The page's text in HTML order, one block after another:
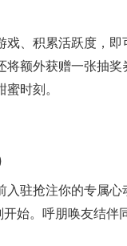
、积累活跃度，
额外获赠一张抽奖
时刻。
驻抢注你的专属心
始。呼朋唤友结伴